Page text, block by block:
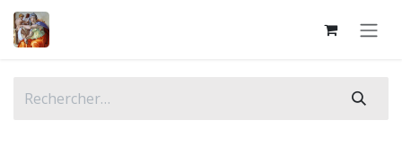
Se rendre au contenu